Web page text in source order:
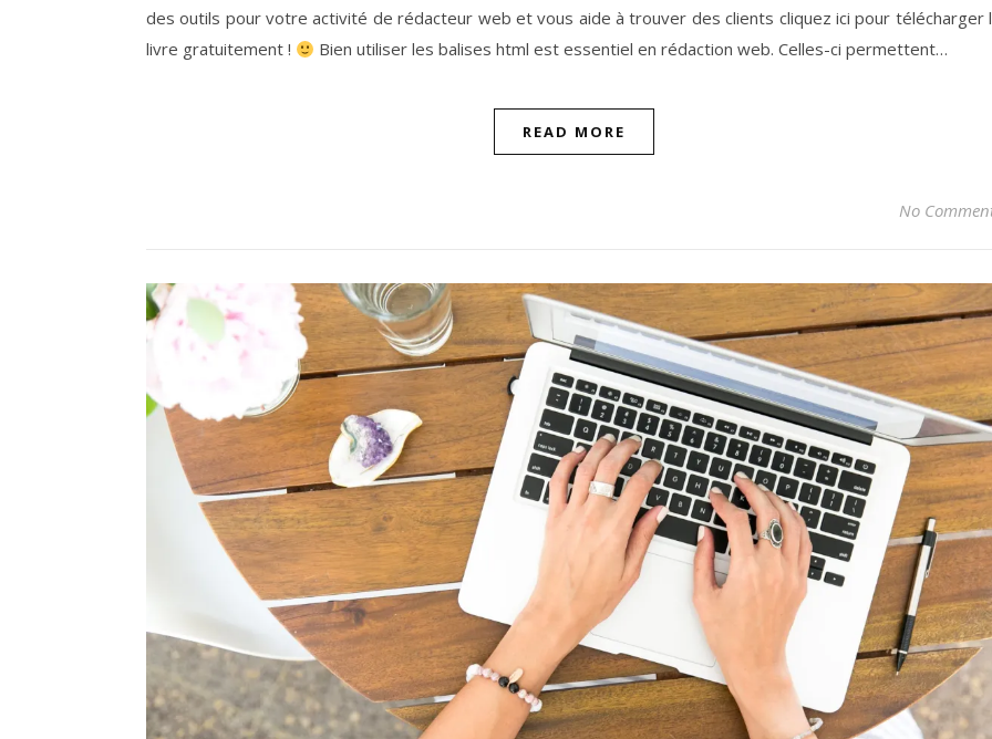
des outils pour votre activité de rédacteur web et vous aide à trouver des clients cliquez ici pour télécharger
livre gratuitement !
Bien utiliser les balises html est essentiel en rédaction web. Celles-ci permettent…
READ MORE
No